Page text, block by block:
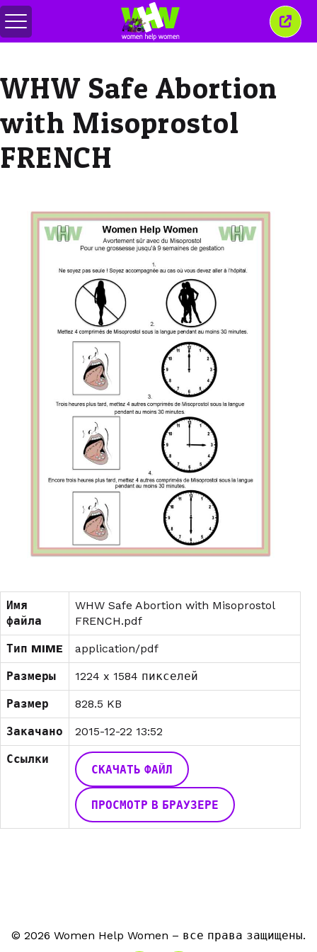
Переключить
меню
это
WHW Safe Abortion
with Misoprostol
FRENCH
Имя
файла
WHW Safe Abortion with Misoprostol
FRENCH.pdf
Тип MIME application/pdf
Размеры 1224 x 1584 пикселей
Размер 828.5 KB
Закачано 2015-12-22 13:52
Ссылки
СКАЧАТЬ ФАЙЛ
ПРОСМОТР В БРАУЗЕРЕ
© 2026 Women Help Women – все права защищены.